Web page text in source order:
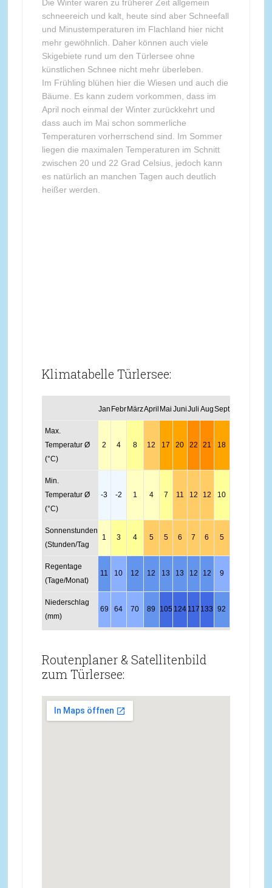
Die Winter waren zu früherer Zeit allgemein
schneereich und kalt, heute sind aber Schneefall
und Minustemperaturen im Flachland hier nicht
mehr gewöhnlich. Daher können auch viele
Skigebiete rund um den Türlersee ohne
künstlichen Schnee nicht mehr überleben.
Im Frühling blühen hier die Wiesen und auch die
Bäume. Es kann zudem vorkommen, dass im
April noch einmal der Winter zurückkehrt und
dass auch im Mai schon sommerliche
Temperaturen vorherrschend sind. Im Sommer
liegen die maximalen Temperaturen im Schnitt
zwischen 20 und 22 Grad Celsius, jedoch kann
es natürlich an manchen Tagen auch deutlich
heißer werden.
Klimatabelle Türlersee:
Jan Febr MärzApril Mai JuniJuli AugSeptOkt
Max.
Temperatur Ø
(°C)
2 4 8 12 17 20 22 21 18
Min.
Temperatur Ø
(°C)
-3 -2 1 4 7 11 12 12 10
Sonnenstunden
(Stunden/Tag
1 3 4 5 5 6 7 6 5
Regentage
(Tage/Monat)
11 10 12 12 13 13 12 12 9
Niederschlag
(mm)
69 64 70 89 105 124 117 133 92
Routenplaner & Satellitenbild
zum Türlersee: